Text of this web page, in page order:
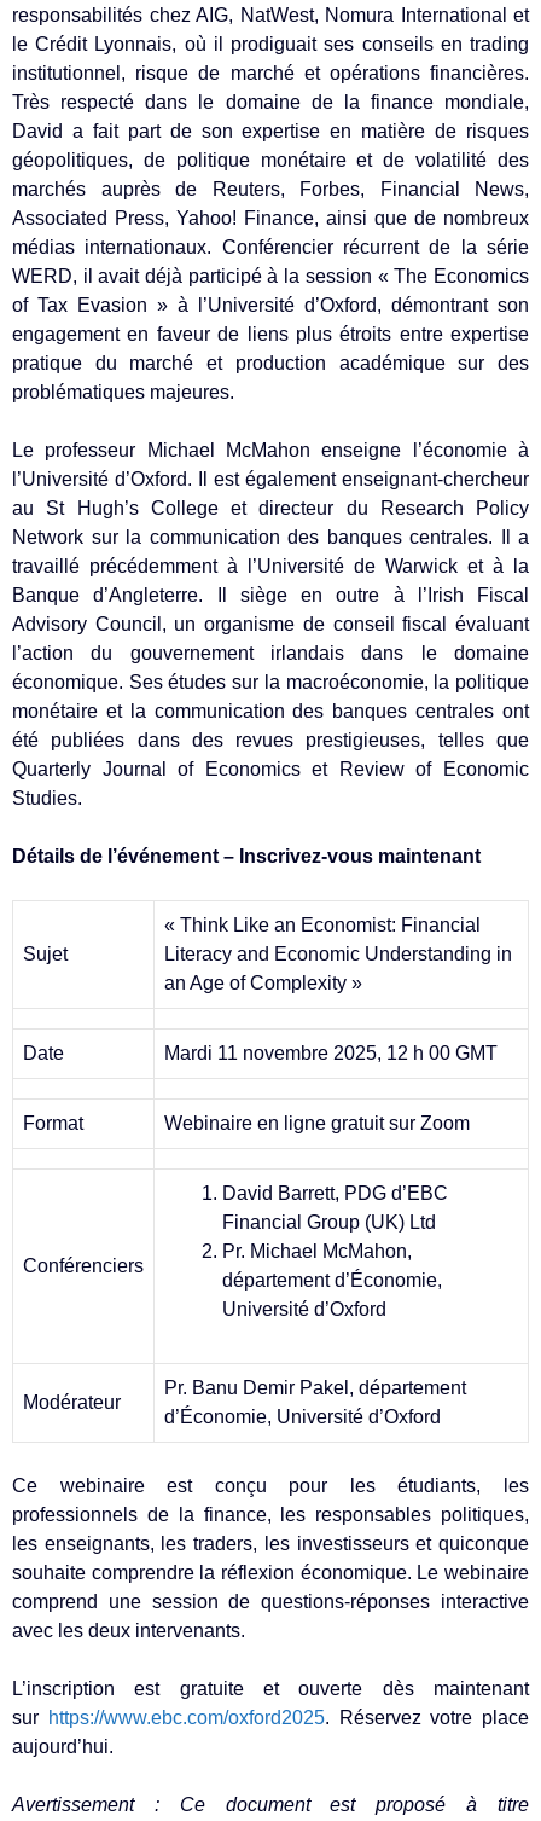
responsabilités chez AIG, NatWest, Nomura International et
le Crédit Lyonnais, où il prodiguait ses conseils en trading
institutionnel, risque de marché et opérations financières.
Très respecté dans le domaine de la finance mondiale,
David a fait part de son expertise en matière de risques
géopolitiques, de politique monétaire et de volatilité des
marchés auprès de Reuters, Forbes, Financial News,
Associated Press, Yahoo! Finance, ainsi que de nombreux
médias internationaux. Conférencier récurrent de la série
WERD, il avait déjà participé à la session « The Economics
of Tax Evasion » à l’Université d’Oxford, démontrant son
engagement en faveur de liens plus étroits entre expertise
pratique du marché et production académique sur des
problématiques majeures.
Le professeur Michael McMahon enseigne l’économie à
l’Université d’Oxford. Il est également enseignant-chercheur
au St Hugh’s College et directeur du Research Policy
Network sur la communication des banques centrales. Il a
travaillé précédemment à l’Université de Warwick et à la
Banque d’Angleterre. Il siège en outre à l’Irish Fiscal
Advisory Council, un organisme de conseil fiscal évaluant
l’action du gouvernement irlandais dans le domaine
économique. Ses études sur la macroéconomie, la politique
monétaire et la communication des banques centrales ont
été publiées dans des revues prestigieuses, telles que
Quarterly Journal of Economics et Review of Economic
Studies.
Détails de l’événement – Inscrivez-vous maintenant
Sujet
« Think Like an Economist: Financial
Literacy and Economic Understanding in
an Age of Complexity »
Date Mardi 11 novembre 2025, 12 h 00 GMT
Format Webinaire en ligne gratuit sur Zoom
Conférenciers
David Barrett, PDG d’EBC
Financial Group (UK) Ltd
Pr. Michael McMahon,
département d’Économie,
Université d’Oxford
Modérateur
Pr. Banu Demir Pakel, département
d’Économie, Université d’Oxford
Ce webinaire est conçu pour les étudiants, les
professionnels de la finance, les responsables politiques,
les enseignants, les traders, les investisseurs et quiconque
souhaite comprendre la réflexion économique. Le webinaire
comprend une session de questions-réponses interactive
avec les deux intervenants.
L’inscription est gratuite et ouverte dès maintenant
sur https://www.ebc.com/oxford2025. Réservez votre place
aujourd’hui.
Avertissement : Ce document est proposé à titre